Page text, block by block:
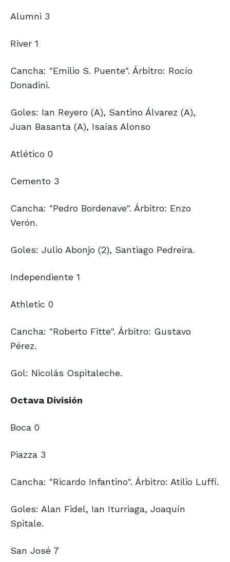
Alumni 3
River 1
Cancha: "Emilio S. Puente". Árbitro: Rocío
Donadini.
Goles: Ian Reyero (A), Santino Álvarez (A),
Juan Basanta (A), Isaías Alonso
Atlético 0
Cemento 3
Cancha: "Pedro Bordenave". Árbitro: Enzo
Verón.
Goles: Julio Abonjo (2), Santiago Pedreira.
Independiente 1
Athletic 0
Cancha: "Roberto Fitte". Árbitro: Gustavo
Pérez.
Gol: Nicolás Ospitaleche.
Octava División
Boca 0
Piazza 3
Cancha: "Ricardo Infantino". Árbitro: Atilio Luffi.
Goles: Alan Fidel, Ian Iturriaga, Joaquín
Spitale.
San José 7